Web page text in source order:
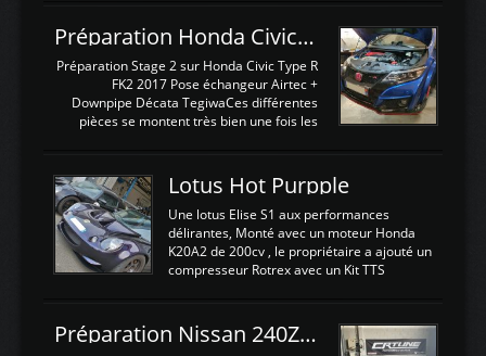
d'envoyer l'information de la large bande
dans le boitier. sydney sweeney deepfake
La sortie 0-5V de l'afr sera connectée sur
l'entrée AN Volt 8 et GndAN pour
Analogique, et Volt car l'information est une
tension (Pas une résistance variable d'un
est temps de brancher le ...
Préparation Honda Civic Type R FK2
Préparation Stage 2 sur Honda Civic Type R
FK2 2017 Pose échangeur Airtec +
Downpipe Décata TegiwaCes différentes
pièces se montent très bien une fois les
légere découpe du plastique inferieur,
negénant en rien la structure ou le
fonctionnement du fond plat. Une
reprogrammation Stage 2 est faite sur le
calculateur d'origine. Une alternative
économique au passage sur Hondata
d'origine 310cv et 400Nn , Une fois
reprogrammé et les ...
Lotus Hot Purpple
Une lotus Elise S1 aux performances
délirantes, Monté avec un moteur Honda
K20A2 de 200cv , le propriétaire a ajouté un
compresseur Rotrex avec un Kit TTS
d'augmenter la puissance de son moteur:
un watercooler a été ajouté. 300Cv sans
Préparation Nissan 240Z SR20DET